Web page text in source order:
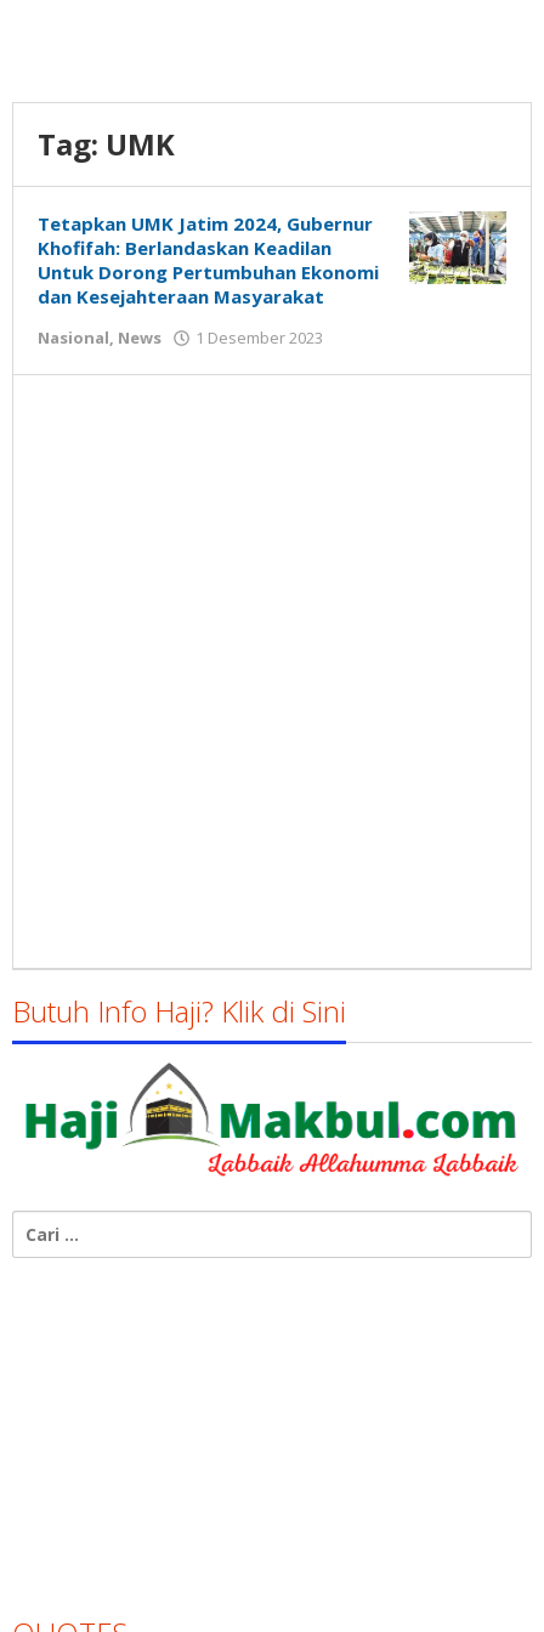
Tag: UMK
Tetapkan UMK Jatim 2024, Gubernur
Khofifah: Berlandaskan Keadilan
Untuk Dorong Pertumbuhan Ekonomi
dan Kesejahteraan Masyarakat
Nasional, News 1 Desember 2023
Susanto
Butuh Info Haji? Klik di Sini
untuk: